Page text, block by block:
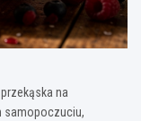
na
samopoczuciu,